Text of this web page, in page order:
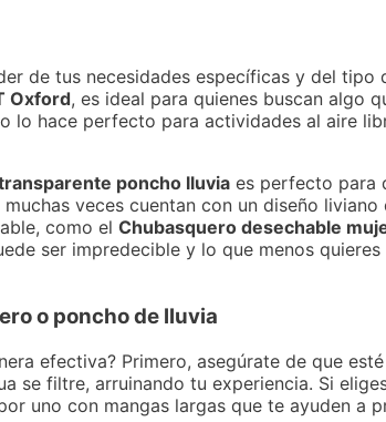
de tus necesidades específicas y del tipo
Oxford, es ideal para quienes buscan algo
hace perfecto para actividades al aire
poncho lluvia es perfecto para
veces cuentan con un diseño liviano
como el Chubasquero desechable
ser impredecible y lo que menos
o poncho de lluvia
efectiva? Primero, asegúrate de que
se filtre, arruinando tu experiencia. Si
uno con mangas largas que te ayuden a